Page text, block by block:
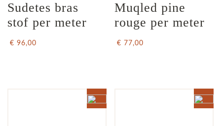
Sudetes bras
stof per meter
€ 96,00
Muqled pine
rouge per meter
€ 77,00